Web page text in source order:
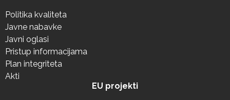
Politika kvaliteta
Javne nabavke
Javni oglasi
Pristup informacijama
Plan integriteta
Akti
EU projekti